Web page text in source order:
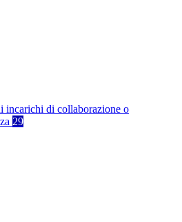
incarichi di collaborazione o
29